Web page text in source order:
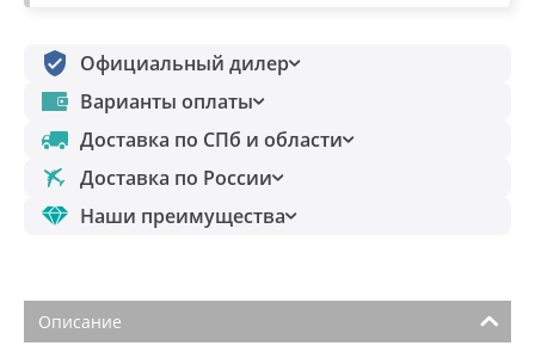
Официальный дилер
Варианты оплаты
Доставка по СПб и области
Доставка по России
Наши преимущества
Описание